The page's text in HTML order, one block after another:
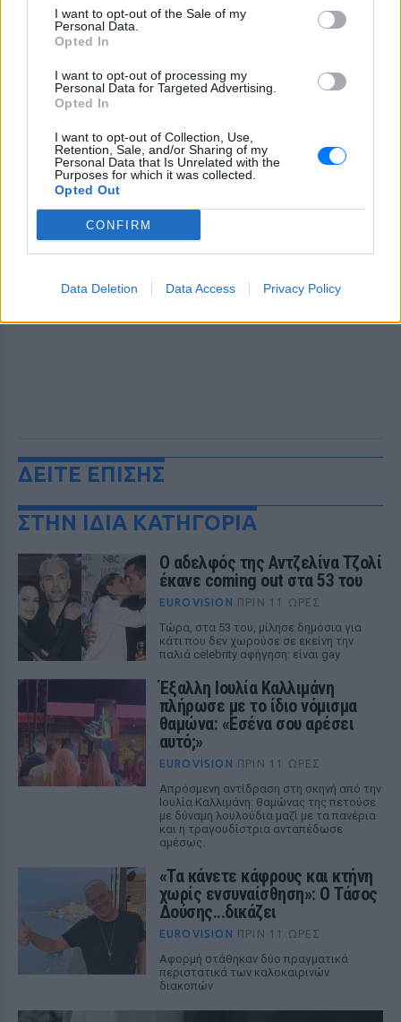
I want to opt-out of the Sale of my
Personal Data.
Opted In
I want to opt-out of processing my
Personal Data for Targeted Advertising.
Opted In
I want to opt-out of Collection, Use,
Retention, Sale, and/or Sharing of my
Personal Data that Is Unrelated with the
Purposes for which it was collected.
Opted Out
CONFIRM
Data Deletion Data Access Privacy Policy
Ακολουθήστε το E-Radio.gr και στο Instagram
ΔΕΙΤΕ ΕΠΙΣΗΣ
ΣΤΗΝ ΙΔΙΑ ΚΑΤΗΓΟΡΙΑ
Ο αδελφός της Αντζελίνα Τζολί
έκανε coming out στα 53 του
EUROVISION ΠΡΙΝ 11 ΏΡΕΣ
Τώρα, στα 53 του, μίλησε δημόσια για
κάτι που δεν χωρούσε σε εκείνη την
παλιά celebrity αφήγηση: είναι gay
Έξαλλη Ιουλία Καλλιμάνη
πλήρωσε με το ίδιο νόμισμα
θαμώνα: «Εσένα σου αρέσει
αυτό;»
EUROVISION ΠΡΙΝ 11 ΏΡΕΣ
Απρόσμενη αντίδραση στη σκηνή από την
Ιουλία Καλλιμάνη: θαμώνας της πετούσε
με δύναμη λουλούδια μαζί με τα πανέρια
και η τραγουδίστρια ανταπέδωσε
αμέσως.
«Τα κάνετε κάφρους και κτήνη
χωρίς ενσυναίσθηση»: Ο Τάσος
Δούσης...δικάζει
EUROVISION ΠΡΙΝ 11 ΏΡΕΣ
Αφορμή στάθηκαν δύο πραγματικά
περιστατικά των καλοκαιρινών
διακοπών